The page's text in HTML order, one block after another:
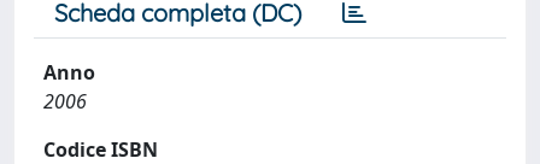
Scheda completa (DC)
Anno
2006
Codice ISBN